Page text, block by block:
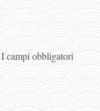
I campi obbligatori